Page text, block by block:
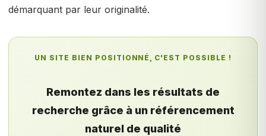
démarquant par leur originalité.
UN SITE BIEN POSITIONNÉ, C'EST POSSIBLE !
Remontez dans les résultats de
recherche grâce à un référencement
naturel de qualité